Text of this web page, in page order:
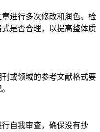
进行多次修改和润色。检
是否合理，以提高整体质
或领域的参考文献格式要
自我审查，确保没有抄